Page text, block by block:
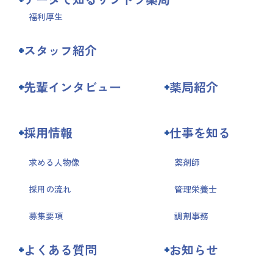
福利厚生
スタッフ紹介
先輩インタビュー 薬局紹介
採用情報
求める人物像
採用の流れ
募集要項
仕事を知る
薬剤師
管理栄養士
調剤事務
よくある質問 お知らせ